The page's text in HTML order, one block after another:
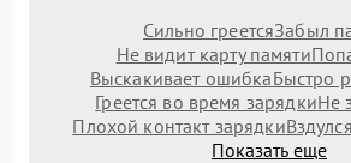
Сильно греетсяЗабыл
Не видит карту памяти
Выскакивает ошибкаБыстро
Греется во время зарядкиНе
Плохой контакт зарядки
Показать еще